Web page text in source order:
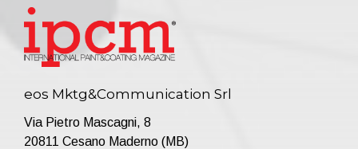
eos Mktg&Communication Srl
Via Pietro Mascagni, 8
20811 Cesano Maderno (MB)